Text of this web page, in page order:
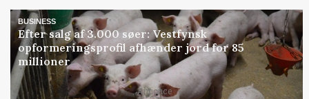
BUSINESS
Efter salg af 3.000 søer: Vestfynsk
opformeringsprofil afhænder jord for 85
millioner
Annonce